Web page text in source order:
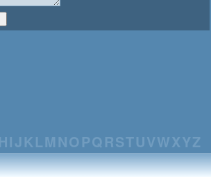
HIJ KLM NO PQRSTUVWXYZ